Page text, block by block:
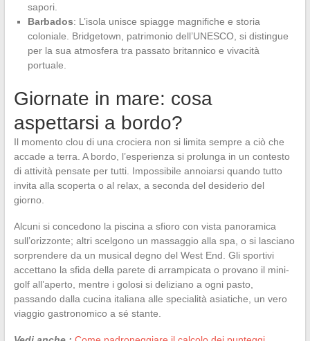
sapori.
Barbados: L’isola unisce spiagge magnifiche e storia
coloniale. Bridgetown, patrimonio dell’UNESCO, si distingue
per la sua atmosfera tra passato britannico e vivacità
portuale.
Giornate in mare: cosa
aspettarsi a bordo?
Il momento clou di una crociera non si limita sempre a ciò che
accade a terra. A bordo, l’esperienza si prolunga in un contesto
di attività pensate per tutti. Impossibile annoiarsi quando tutto
invita alla scoperta o al relax, a seconda del desiderio del
giorno.
Alcuni si concedono la piscina a sfioro con vista panoramica
sull’orizzonte; altri scelgono un massaggio alla spa, o si lasciano
sorprendere da un musical degno del West End. Gli sportivi
accettano la sfida della parete di arrampicata o provano il mini-
golf all’aperto, mentre i golosi si deliziano a ogni pasto,
passando dalla cucina italiana alle specialità asiatiche, un vero
viaggio gastronomico a sé stante.